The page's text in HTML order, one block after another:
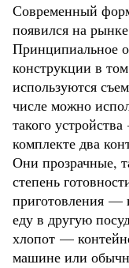
Современный
появился на
Принципиальное
конструкции в
используются
числе можно
такого
комплекте два
Они прозрачные,
степень
приготовления —
еду в другую
хлопот —
машине или